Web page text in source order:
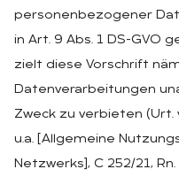
personenbezogener
in Art. 9 Abs. 1 DS-GVO
zielt diese Vorschrift
Datenverarbeitungen
Zweck zu verbieten (Urt.
u.a. [Allgemeine
Netzwerks], C 252/21,